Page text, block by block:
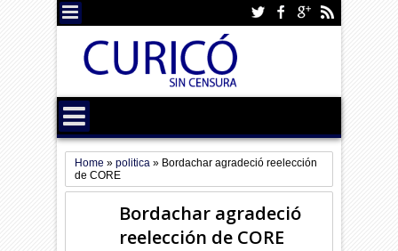
Home »politica » Bordachar agradeció reelección
de CORE
Bordachar agradeció
reelección de CORE